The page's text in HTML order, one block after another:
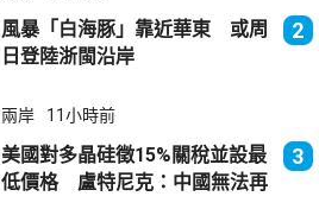
風暴「白海豚」靠近華東 或周
日登陸浙閩沿岸
2
兩岸 11小時前
美國對多晶硅徵15%關稅並設最
低價格 盧特尼克：中國無法再
3